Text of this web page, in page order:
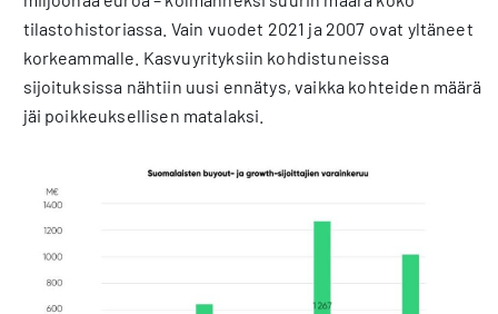
tilastohistoriassa. Vain vuodet 2021 ja 2007 ovat yltäneet
korkeammalle. Kasvuyrityksiin kohdistuneissa
sijoituksissa nähtiin uusi ennätys, vaikka kohteiden määrä
jäi poikkeuksellisen matalaksi.